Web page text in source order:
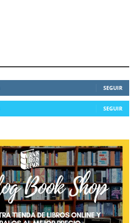
SEGUIR
SEGUIR